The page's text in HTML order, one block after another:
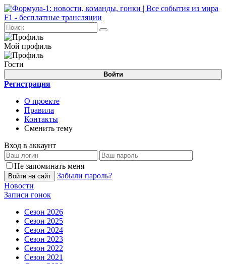
Мой профиль
Гости
Войти
Регистрация
О проекте
Правила
Контакты
Сменить тему
Вход в аккаунт
Не запоминать меня
Войти на сайт
Забыли пароль?
Новости
Записи гонок
Сезон 2026
Сезон 2025
Сезон 2024
Сезон 2023
Сезон 2022
Сезон 2021